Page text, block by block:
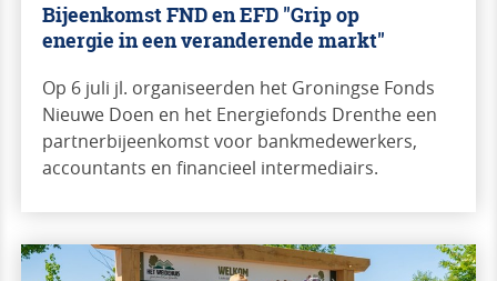
Bijeenkomst FND en EFD "Grip op
energie in een veranderende markt"
Op 6 juli jl. organiseerden het Groningse Fonds
Nieuwe Doen en het Energiefonds Drenthe een
partnerbijeenkomst voor bankmedewerkers,
accountants en financieel intermediairs.